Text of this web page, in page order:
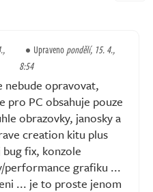
Upravenopondělí, 15. 4.,
8:54
nebude opravovat,
pro PC obsahuje pouze
obrazovky, janosky a
creation kitu plus
bug fix, konzole
performance grafiku ...
... je to proste jenom